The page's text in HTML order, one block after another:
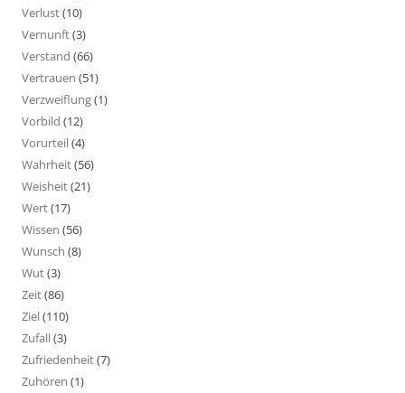
Verlust(10)
Vernunft(3)
Verstand (66)
Vertrauen (51)
Verzweiflung(1)
Vorbild (12)
Vorurteil(4)
Wahrheit(56)
Weisheit(21)
Wert(17)
Wissen (56)
Wunsch (8)
Wut(3)
Zeit(86)
Ziel(110)
Zufall(3)
Zufriedenheit(7)
Zuhören (1)